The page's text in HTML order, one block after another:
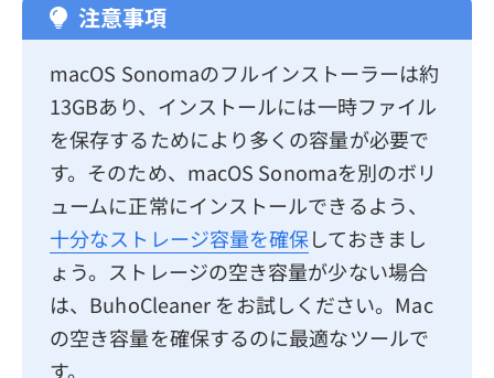
注意事項
macOS Sonomaのフルインストーラーは約
13GBあり、インストールには一時ファイル
を保存するためにより多くの容量が必要で
す。そのため、macOS Sonomaを別のボリ
ュームに正常にインストールできるよう、
十分なストレージ容量を確保しておきまし
ょう。ストレージの空き容量が少ない場合
は、BuhoCleaner をお試しください。Mac
の空き容量を確保するのに最適なツールで
す。